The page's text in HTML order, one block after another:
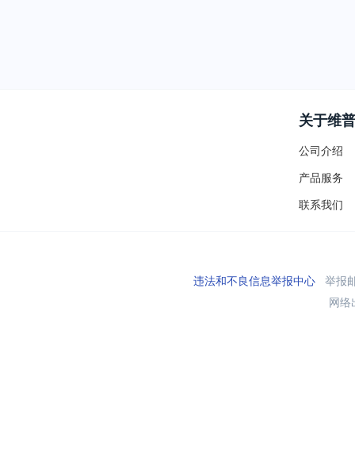
关于维普
公司介绍
产品服务
联系我们
违法和不良信息举报中心举报
网